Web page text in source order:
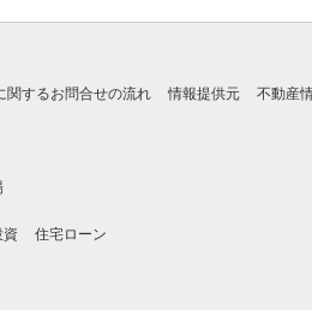
関するお問合せの流れ 情報提供元 不動産
資 住宅ローン